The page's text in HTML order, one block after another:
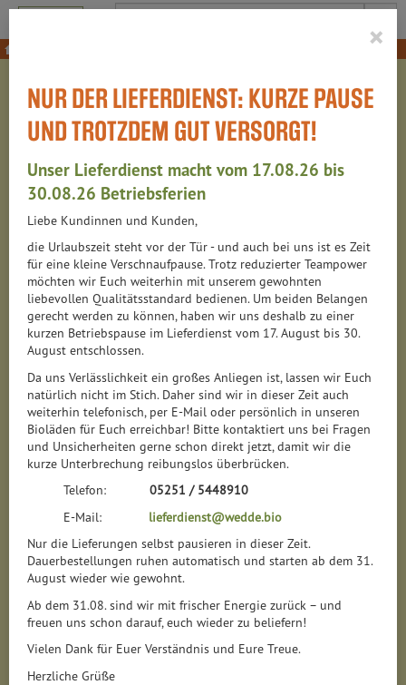
Produkt
×
NUR DER LIEFERDIENST: KURZE PAUSE
UND TROTZDEM GUT VERSORGT!
Unser Lieferdienst macht vom 17.08.26 bis
30.08.26 Betriebsferien
Liebe Kundinnen und Kunden,
die Urlaubszeit steht vor der Tür - und auch bei uns ist es Zeit
für eine kleine Verschnaufpause. Trotz reduzierter Teampower
möchten wir Euch weiterhin mit unserem gewohnten
liebevollen Qualitätsstandard bedienen. Um beiden Belangen
gerecht werden zu können, haben wir uns deshalb zu einer
kurzen Betriebspause im Lieferdienst vom 17. August bis 30.
August entschlossen.
Da uns Verlässlichkeit ein großes Anliegen ist, lassen wir Euch
natürlich nicht im Stich. Daher sind wir in dieser Zeit auch
weiterhin telefonisch, per E-Mail oder persönlich in unseren
Bioläden für Euch erreichbar! Bitte kontaktiert uns bei Fragen
und Unsicherheiten gerne schon direkt jetzt, damit wir die
kurze Unterbrechung reibungslos überbrücken.
Telefon: 05251 / 5448910
E-Mail: lieferdienst@wedde.bio
Nur die Lieferungen selbst pausieren in dieser Zeit.
Dauerbestellungen ruhen automatisch und starten ab dem 31.
August wieder wie gewohnt.
Ab dem 31.08. sind wir mit frischer Energie zurück – und
freuen uns schon darauf, euch wieder zu beliefern!
Vielen Dank für Euer Verständnis und Eure Treue.
Herzliche Grüße
KAKAO, KAFFEEERSATZ &
CAROB 35 VON 6313
12
Hersteller Ernährung Allergene